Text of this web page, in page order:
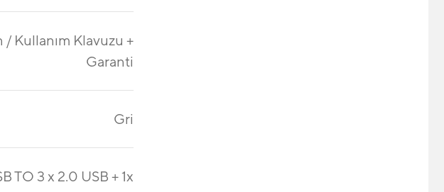
/ Kullanım Klavuzu +
Garanti
Gri
TO 3 x 2.0 USB + 1x